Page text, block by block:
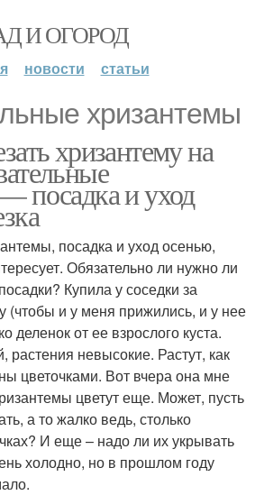
И ОГОРОД
новости статьи
хризантемы
хризантему на
посадка и уход
посадка и уход осенью,
Обязательно ли нужно ли
Купила у соседки за
(чтобы и у меня прижились, и у нее
деленок от ее взрослого куста.
растения невысокие. Растут, как
цветочками. Вот вчера она мне
цветут еще. Может, пусть
а то жалко ведь, столько
И еще – надо ли их укрывать
холодно, но в прошлом году